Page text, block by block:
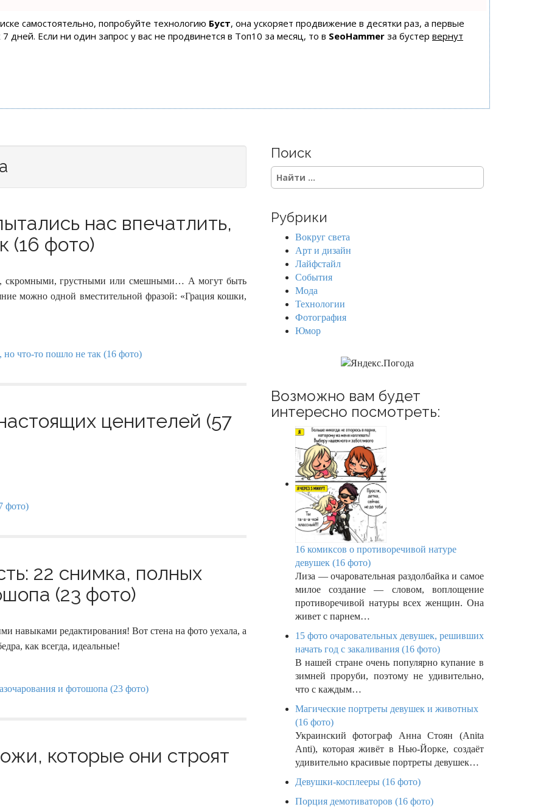
самостоятельно, попробуйте технологию Буст, она ускоряет продвижение в десятки раз, а первые
дней. Если ни один запрос у вас не продвинется в Топ10 за месяц, то в SeoHammer за бустер вернут
нас впечатлить,
(16 фото)
скромными, грустными или смешными… А могут быть
можно одной вместительной фразой: «Грация кошки,
ценителей (57
22 снимка, полных
(23 фото)
навыками редактирования! Вот стена на фото уехала, а
как всегда, идеальные!
которые они строят
Поиск
S
e
c
Рубрики
Вокруг света
Арт и дизайн
Лайфстайл
События
Мода
Технологии
Фотография
Юмор
Возможно вам будет
интересно посмотреть:
16 комиксов о противоречивой натуре
девушек (16 фото)
Лиза — очаровательная раздолбайка и самое
милое создание — словом, воплощение
противоречивой натуры всех женщин. Она
живет с парнем…
15 фото очаровательных девушек, решивших
начать год с закаливания (16 фото)
В нашей стране очень популярно купание в
зимней проруби, поэтому не удивительно,
что с каждым…
Магические портреты девушек и животных
(16 фото)
Украинский фотограф Анна Стоян (Anita
Anti), которая живёт в Нью-Йорке, создаёт
удивительно красивые портреты девушек…
Девушки-косплееры (16 фото)
Порция демотиваторов (16 фото)